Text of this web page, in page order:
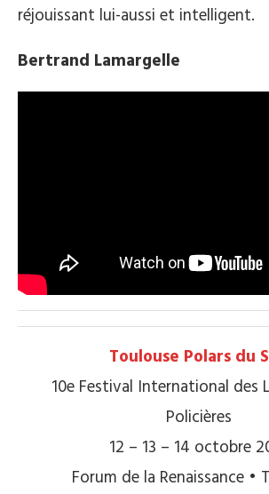
réjouissant lui-aussi et intelligent.
Bertrand Lamargelle
Toulouse Polars du
10e Festival International des
Policières
12 – 13 – 14 octobre
Forum de la Renaissance •